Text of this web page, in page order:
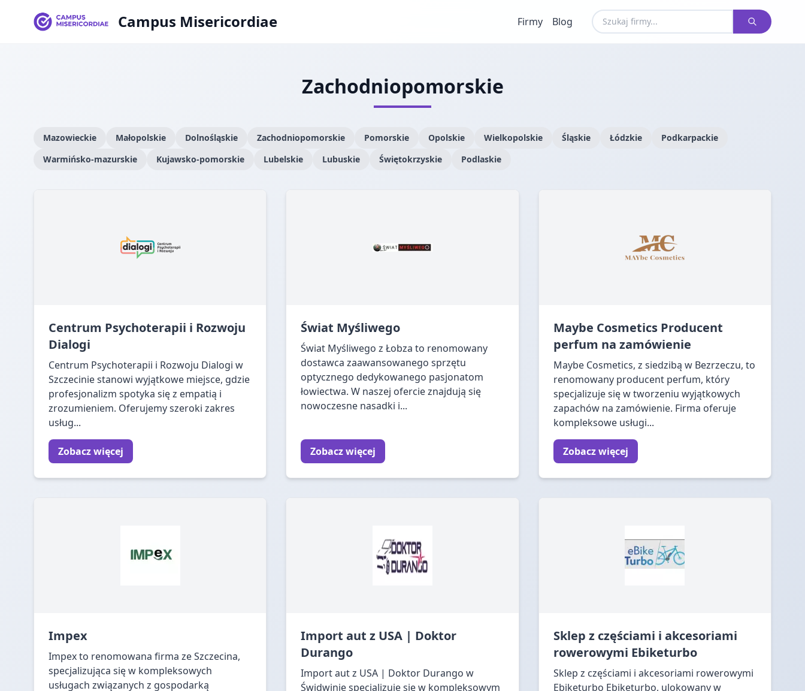
Campus Misericordiae Firmy Blog
Zachodniopomorskie
Mazowieckie Małopolskie Dolnośląskie Zachodniopomorskie Pomorskie Opolskie Wielkopolskie Śląskie Łódzkie
Podkarpackie
Warmińsko-mazurskie
Kujawsko-pomorskie Lubelskie Lubuskie Świętokrzyskie Podlaskie
Centrum Psychoterapii i Rozwoju
Dialogi
Centrum Psychoterapii i Rozwoju Dialogi w
Szczecinie stanowi wyjątkowe miejsce, gdzie
profesjonalizm spotyka się z empatią i
zrozumieniem. Oferujemy szeroki zakres
usług...
Zobacz więcej
Świat Myśliwego
Świat Myśliwego z Łobza to renomowany
dostawca zaawansowanego sprzętu
optycznego dedykowanego pasjonatom
łowiectwa. W naszej ofercie znajdują się
nowoczesne nasadki i...
Zobacz więcej
Maybe Cosmetics Producent
perfum na zamówienie
Maybe Cosmetics, z siedzibą w Bezrzeczu, to
renomowany producent perfum, który
specjalizuje się w tworzeniu wyjątkowych
zapachów na zamówienie. Firma oferuje
kompleksowe usługi...
Zobacz więcej
Impex
Impex to renomowana firma ze Szczecina,
specjalizująca się w kompleksowych
usługach związanych z gospodarką
Import aut z USA | Doktor
Durango
Import aut z USA | Doktor Durango w
Świdwinie specjalizuje się w kompleksowym
Sklep z częściami i akcesoriami
rowerowymi Ebiketurbo
Sklep z częściami i akcesoriami rowerowymi
Ebiketurbo Ebiketurbo, ulokowany w